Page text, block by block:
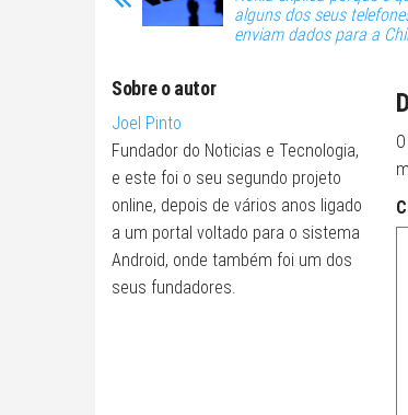
alguns dos seus
enviam dados para a
Sobre o autor
Joel Pinto
Fundador do Noticias e Tecnologia,
e este foi o seu segundo projeto
online, depois de vários anos ligado
a um portal voltado para o sistema
Android, onde também foi um dos
seus fundadores.